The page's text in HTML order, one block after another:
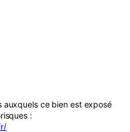
auxquels ce bien est exposé
: